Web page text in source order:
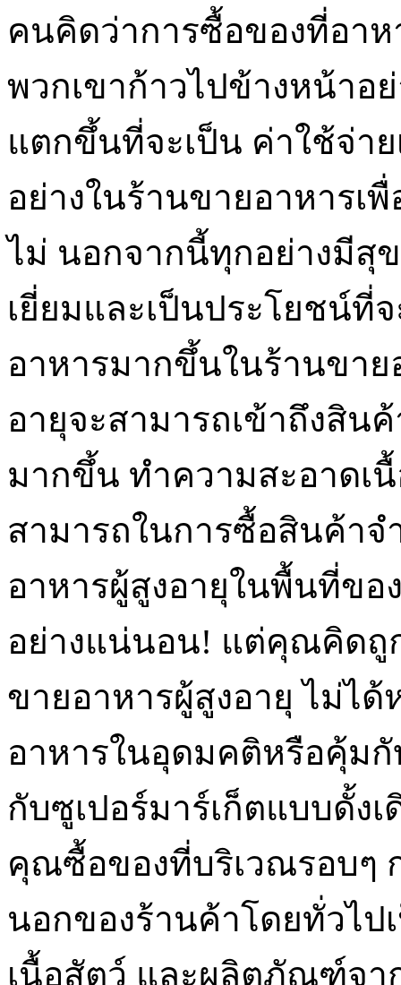
คนคิดว่าการซื้อของที่อาห
พวกเขาก้าวไปข้างหน้า
แตกขึ้นที่จะเป็น ค่าใช้จ่า
อย่างในร้านขายอาหารเ
ไม่ นอกจากนี้ทุกอย่างมีสุ
เยี่ยมและเป็นประโยชน์ที่
อาหารมากขึ้นในร้านขาย
อายุจะสามารถเข้าถึงสิน
มากขึ้น ทำความสะอาดเ
สามารถในการซื้อสินค้าจ
อาหารผู้สูงอายุในพื้นที่ขอ
อย่างแน่นอน! แต่คุณคิดถูก
ขายอาหารผู้สูงอายุ ไม่ไ
อาหารในอุดมคติหรือคุ้มกั
กับซูเปอร์มาร์เก็ตแบบดั้ง
คุณซื้อของที่บริเวณรอบๆ
นอกของร้านค้าโดยทั่วไ
เนื้อสัตว์ และผลิตภัณฑ์จา